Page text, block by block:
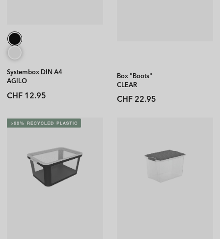
Systembox DIN A4
AGILO
Normaler
CHF 12.95
Box "Boots"
CLEAR
Normaler
CHF 22.95